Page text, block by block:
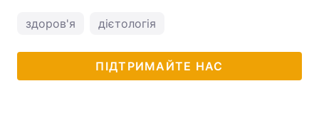
здоров'я дієтологія
ПІДТРИМАЙТЕ НАС